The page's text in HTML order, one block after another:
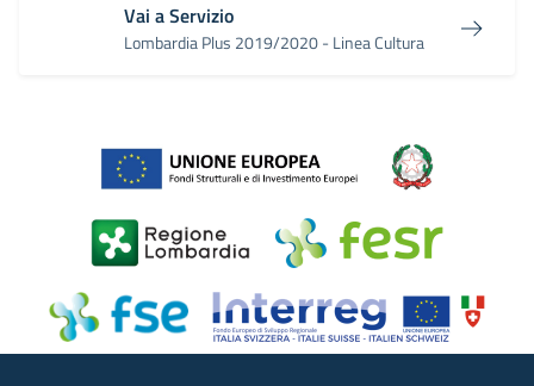
Vai a Servizio
Lombardia Plus 2019/2020 - Linea Cultura